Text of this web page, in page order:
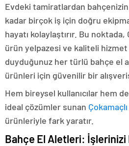
Evdeki tamiratlardan
kadar birçok iş için doğru
hayatı kolaylaştırır. Bu
ürün yelpazesi ve kaliteli hizmet
duyduğunuz her türlü bahçe el
ürünleri için güvenilir bir
Hem bireysel kullanıcılar hem
ideal çözümler sunan Çokamaçlı
ürünleriyle fark yaratır.
Bahçe El Aletleri: İşlerinizi